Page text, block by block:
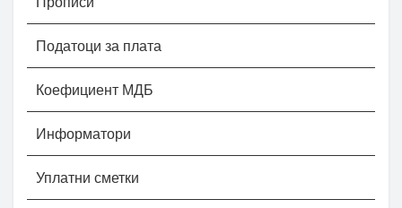
Податоци за плата
Коефициент МДБ
Информатори
Уплатни сметки